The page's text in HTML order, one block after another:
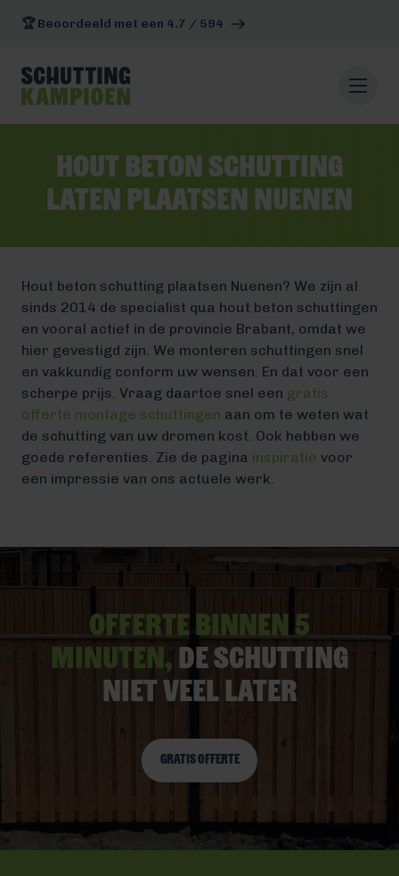
🏆 Beoordeeld met een 4.7 / 594
Hout beton schutting
laten plaatsen Nuenen
Hout beton schutting plaatsen Nuenen? We zijn al
sinds 2014 de specialist qua hout beton schuttingen
en vooral actief in de provincie Brabant, omdat we
hier gevestigd zijn. We monteren schuttingen snel
en vakkundig conform uw wensen. En dat voor een
scherpe prijs. Vraag daartoe snel een gratis
offerte montage schuttingen aan om te weten wat
de schutting van uw dromen kost. Ook hebben we
goede referenties. Zie de pagina inspiratie voor
een impressie van ons actuele werk.
Offerte binnen 5
minuten, De schutting
niet veel later
Gratis offerte